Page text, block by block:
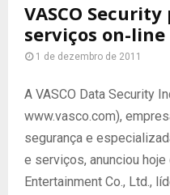
VASCO
serviços on-
1 de dezembro de 2011
A VASCO Data Security
www.vasco.com),
segurança e
e serviços, anunciou
Entertainment Co., Ltd.,